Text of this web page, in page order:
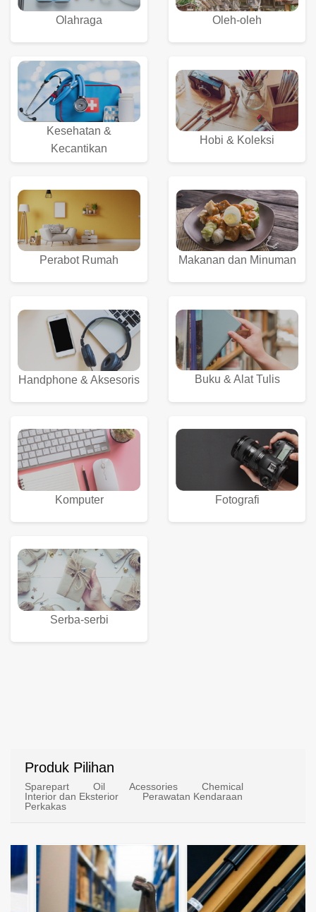
Olahraga Oleh-oleh
Kesehatan &
Kecantikan
Hobi & Koleksi
Perabot Rumah Makanan dan Minuman
Handphone & Aksesoris Buku & Alat Tulis
Komputer Fotografi
Serba-serbi
Produk Pilihan
Sparepart Oil Acessories
Chemical
Interior dan Eksterior
Perawatan Kendaraan
Perkakas